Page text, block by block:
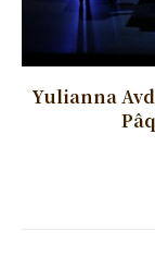
Yulianna